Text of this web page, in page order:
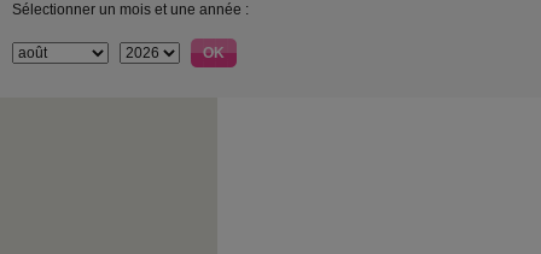
Sélectionner un mois et une année :